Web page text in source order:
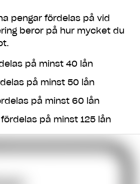
pengar fördelas på vid
beror på hur mycket du
på minst 40 lån
på minst 50 lån
på minst 60 lån
på minst 125 lån